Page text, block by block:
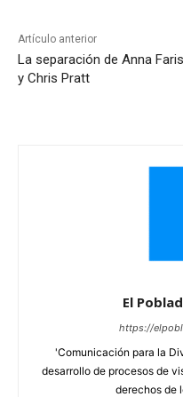
Artículo anterior
La separación de Anna Faris
y Chris Pratt
El
https://
'Comunicación para la
desarrollo de procesos de
derechos de